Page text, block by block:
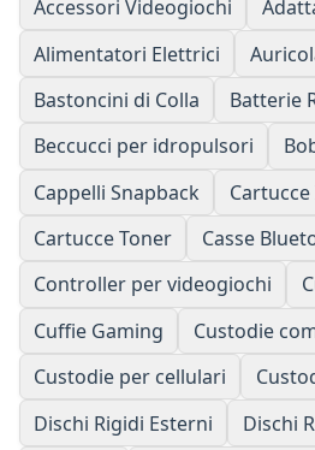
Accessori Videogiochi
Alimentatori Elettrici
Bastoncini di Colla
Batterie
Beccucci per idropulsori
Cappelli Snapback
Cartucce Toner
Casse
Controller per videogiochi
Cuffie Gaming
Custodie
Custodie per cellulari
Dischi Rigidi Esterni
Dischi